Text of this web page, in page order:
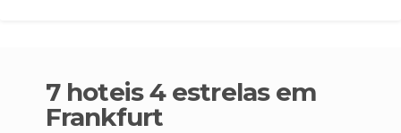
7 hoteis 4 estrelas em
Frankfurt